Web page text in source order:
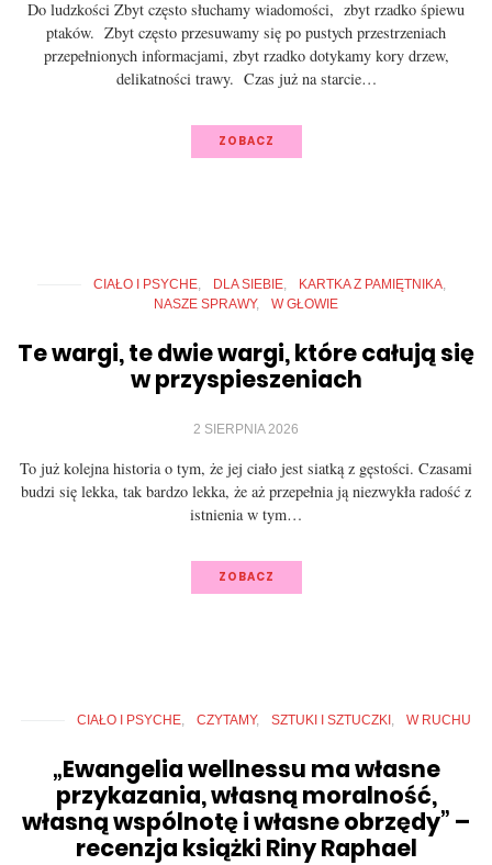
Do ludzkości Zbyt często słuchamy wiadomości, zbyt rzadko śpiewu
ptaków. Zbyt często przesuwamy się po pustych przestrzeniach
przepełnionych informacjami, zbyt rzadko dotykamy kory drzew,
delikatności trawy. Czas już na starcie…
ZOBACZ
CIAŁO I PSYCHE DLA SIEBIE
KARTKA Z PAMIĘTNIKA
NASZE SPRAWY
W GŁOWIE
Te wargi, te dwie wargi, które całują się
w przyspieszeniach
2 SIERPNIA 2026
To już kolejna historia o tym, że jej ciało jest siatką z gęstości. Czasami
budzi się lekka, tak bardzo lekka, że aż przepełnia ją niezwykła radość z
istnienia w tym…
ZOBACZ
CIAŁO I PSYCHE CZYTAMY SZTUKI I SZTUCZKI W RUCHU
„Ewangelia wellnessu ma własne
przykazania, własną moralność,
własną wspólnotę i własne obrzędy” –
recenzja książki Riny Raphael